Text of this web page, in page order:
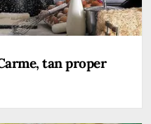
tan proper